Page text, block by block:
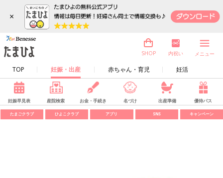
×
TOP 妊娠・出産 赤ちゃん・育児 妊活
SHOP 内祝い メニュー
妊娠早見表 産院検索 お金・手続き 名づけ 出産準備 優待パス
たまごクラブ ひよこクラブ アプリ SNS キャンペーン